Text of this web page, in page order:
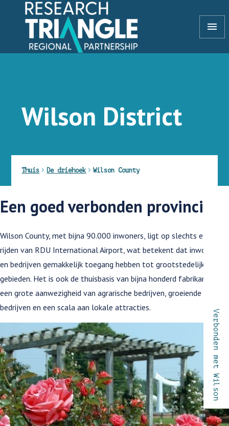
Doorgaan naar artikel
menu
Wilson District
Thuis De driehoek Wilson County
Verbonden met Wilson
Een goed verbonden provincie
Wilson County, met bijna 90.000 inwoners, ligt op slechts een uur
rijden van RDU International Airport, wat betekent dat inwoners
en bedrijven gemakkelijk toegang hebben tot grootstedelijke
gebieden. Het is ook de thuisbasis van bijna honderd fabrikanten,
een grote aanwezigheid van agrarische bedrijven, groeiende
bedrijven en een scala aan lokale attracties.